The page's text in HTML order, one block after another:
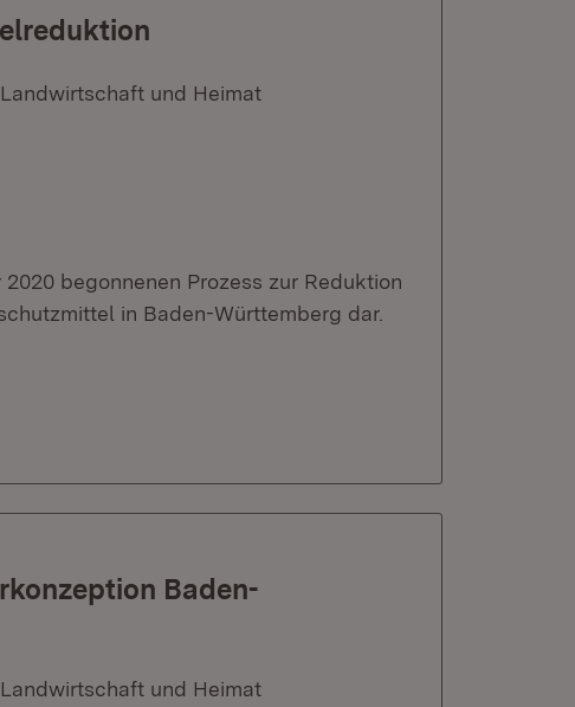
und Heimat
begonnenen Prozess zur Reduktion
in Baden-Württemberg dar.
Baden-
und Heimat